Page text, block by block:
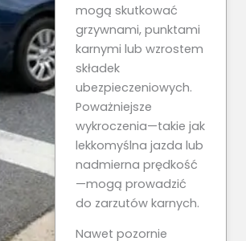
mogą skutkować
grzywnami, punktami
karnymi lub wzrostem
składek
ubezpieczeniowych.
Poważniejsze
wykroczenia—takie jak
lekkomyślna jazda lub
nadmierna prędkość
—mogą prowadzić
do zarzutów karnych.
Nawet pozornie